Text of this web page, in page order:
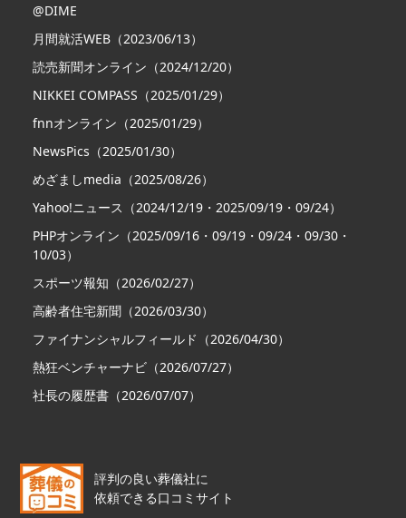
@DIME
月間就活WEB（2023/06/13）
読売新聞オンライン（2024/12/20）
NIKKEI COMPASS（2025/01/29）
fnnオンライン（2025/01/29）
NewsPics（2025/01/30）
めざましmedia（2025/08/26）
Yahoo!ニュース（2024/12/19・2025/09/19・09/24）
PHPオンライン（2025/09/16・09/19・09/24・09/30・
10/03）
スポーツ報知（2026/02/27）
高齢者住宅新聞（2026/03/30）
ファイナンシャルフィールド（2026/04/30）
熱狂ベンチャーナビ（2026/07/27）
社長の履歴書（2026/07/07）
評判の良い葬儀社に
依頼できる口コミサイト